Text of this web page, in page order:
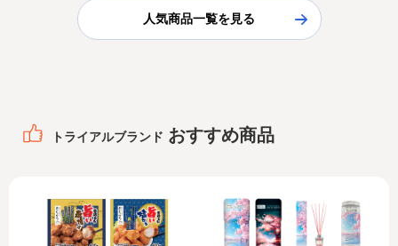
人気商品一覧を見る
トライアルブランド おすすめ商品